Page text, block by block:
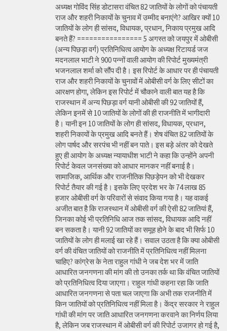
अध्यक्ष गोविंद सिंह डोटासरा वंचित 82 जातियों के लोगों को पंचायती
राज और शहरी निकायों के चुनाव में उम्मीद बनाएंगे? आखिर क्यों 10
जातियों के लोग ही सांसद, विधायक, प्रधान, निकाय प्रमुख आदि
बनते हैं? ================ 5 अगस्त को जयपुर में ओबीसी
(अन्य पिछड़ा वर्ग) प्रतिनिधित्व आयोग के अध्यक्ष रिटायर्ड जज
मदनलाल भाटी ने 900 पन्नों वाली आयोग की रिपोर्ट मुख्यमंत्री
भजनलाल शर्मा को सौंप दी है। इस रिपोर्ट के आधार पर ही पंचायती
राज और शहरी निकायों के चुनावों में ओबीसी वर्ग के लिए सीटों का
आरक्षण होगा, लेकिन इस रिपोर्ट में चौकाने वाली बात यह है कि
राजस्थान में अन्य पिछड़ा वर्ग यानी ओबीसी की 92 जातियों हैं,
लेकिन इनमें से 10 जातियों के लोगों की ही राजनीति में भागीदारी
है। यानी इन 10 जातियों के लोग ही सांसद, विधायक, प्रधान,
शहरी निकायों के प्रमुख आदि बनते हैं। शेष वंचित 82 जातियों के
लोग पार्षद और सरपंच भी नहीं बन पाते। इस बड़े अंतर को देखते
हुए ही आयोग के अध्यक्ष न्यायाधीश भाटी ने कहा कि उन्होंने अपनी
रिपोर्ट केवल जनसंख्या को आधार मानकर नहीं बनाई है।
सामाजिक, आर्थिक और राजनीतिक पिछड़ेपन को भी देखकर
रिपोर्ट तैयार की गई है। इसके लिए प्रदेश भर के 74 लाख 85
हजार ओबीसी वर्ग के परिवारों से संवाद किया गया है। यह वाकई
अजीत बात है कि राजस्थान में ओबीसी वर्ग की ऐसी 82 जातियां हैं,
जिनका कोई भी प्रतिनिधि आज तक सांसद, विधायक आदि नहीं
बन सकता है। यानी 92 जातियों का समूह होने के बाद भी सिर्फ 10
जातियों के लोग ही मलाई खा रहे हैं। सवाल उठता है कि क्या ओबीसी
वर्ग की वंचित जातियों को राजनीति में प्रतिनिधित्व नहीं मिलना
चाहिए? कांग्रेस के नेता राहुल गांधी ने जब देश भर में जाति
आधारित जनगणना की मांग की तो उनका तर्क था कि वंचित जातियों
को प्रतिनिधित्व दिया जाएगा। राहुल गांधी कहना रहा कि जाति
आधारित जनगणना से पता चल जाएगा कि अभी तक राजनीति में
किन जातियों को प्रतिनिधित्व नहीं मिला है। केंद्र सरकार ने राहुल
गांधी की मांग पर जाति आधारित जनगणना करवाने का निर्णय लिया
है, लेकिन जब राजस्थान में ओबीसी वर्ग की रिपोर्ट उजागर हो गई है,